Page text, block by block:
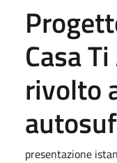
Casa
rivolto
presentazione